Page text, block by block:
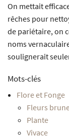
On mettait
rêches pour
de pariétaire, on
noms
soulignerait
Mots-clés
Flore et Fonge
Fleurs
Plante
Vivace